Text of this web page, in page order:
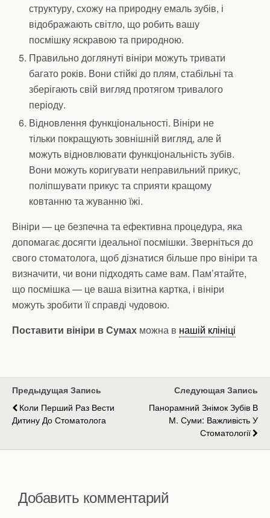
структуру, схожу на природну емаль зубів, і
відображають світло, що робить вашу
посмішку яскравою та природною.
Правильно доглянуті вініри можуть тривати
багато років. Вони стійкі до плям, стабільні та
зберігають свій вигляд протягом тривалого
періоду.
Відновлення функціональності. Вініри не
тільки покращують зовнішній вигляд, але й
можуть відновлювати функціональність зубів.
Вони можуть коригувати неправильний прикус,
поліпшувати прикус та сприяти кращому
ковтанню та жуванню їжі.
Вініри — це безпечна та ефективна процедура, яка
допомагає досягти ідеальної посмішки. Зверніться до
свого стоматолога, щоб дізнатися більше про вініри та
визначити, чи вони підходять саме вам. Пам’ятайте,
що посмішка — це ваша візитна картка, і вініри
можуть зробити її справді чудовою.
Поставити вініри в Сумах можна в нашій клініці
Предыдущая Запись
Коли Перший Раз Вести
Дитину До Стоматолога
Следующая Запись
Панорамний Знімок Зубів В
М. Суми: Важливість У
Стоматології
Добавить комментарий